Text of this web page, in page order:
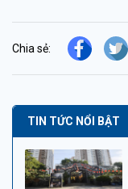
Chia sẻ:
TIN TỨC NỔI BẬT